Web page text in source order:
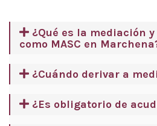
¿Qué es la mediación
como MASC en
¿Cuándo derivar a
¿Es obligatorio de